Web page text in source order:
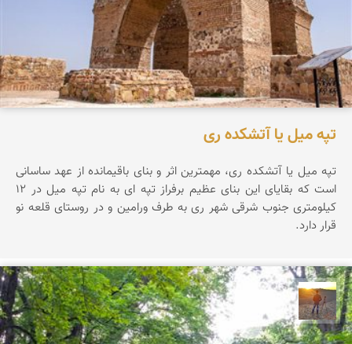
تپه میل یا آتشکده ری
تپه ميل يا آتشكده ری، مهمترين اثر و بنای باقيمانده از عهد ساسانی
است كه بقايای اين بنای عظيم برفراز تپه ای به نام تپه ميل در 12
كيلومتری جنوب شرقی شهر ری به طرف ورامين و در روستای قلعه نو
قرار دارد.